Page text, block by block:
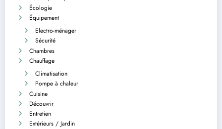
Écologie
Équipement
Electro-ménager
Sécurité
Chambres
Chauffage
Climatisation
Pompe à chaleur
Cuisine
Découvrir
Entretien
Extérieurs / Jardin